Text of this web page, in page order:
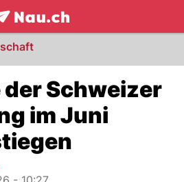
NAU.ch
Schweizer
im Juni